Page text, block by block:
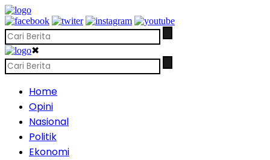
✖
Home
Opini
Nasional
Politik
Ekonomi